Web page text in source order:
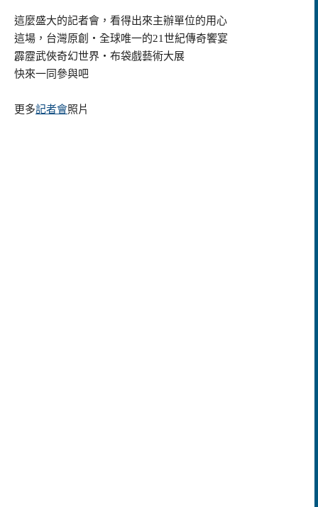
這麼盛大的記者會，看得出來主辦單位的用心
這場，台灣原創‧全球唯一的21世紀傳奇饗宴
霹靂武俠奇幻世界‧布袋戲藝術大展
快來一同參與吧
更多記者會照片